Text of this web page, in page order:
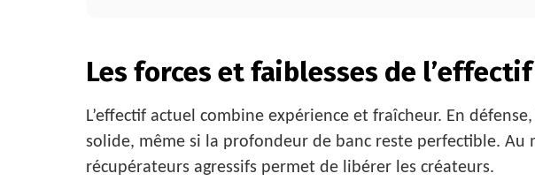
Les forces et faiblesses de
L’effectif actuel combine expérience et fraîcheur. En
solide, même si la profondeur de banc reste perfectible. Au
récupérateurs agressifs permet de libérer les créateurs.